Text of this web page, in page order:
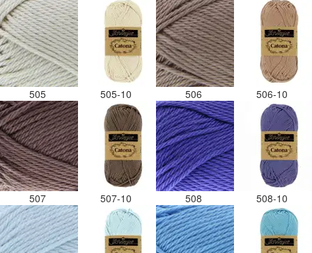
505 505-10 506 506-10
507 507-10 508 508-10